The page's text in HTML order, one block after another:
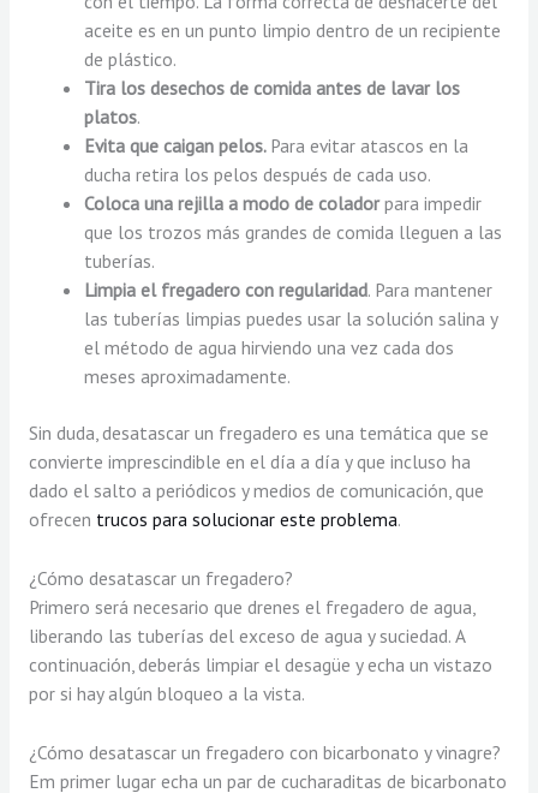
aceite es en un punto limpio dentro de un recipiente
de plástico.
Tira los desechos de comida antes de lavar los
platos.
Evita que caigan pelos. Para evitar atascos en la
ducha retira los pelos después de cada uso.
Coloca una rejilla a modo de coladorpara impedir
que los trozos más grandes de comida lleguen a las
tuberías.
Limpia el fregadero con regularidad. Para mantener
las tuberías limpias puedes usar la solución salina y
el método de agua hirviendo una vez cada dos
meses aproximadamente.
Sin duda, desatascar un fregadero es una temática que se
convierte imprescindible en el día a día y que incluso ha
dado el salto a periódicos y medios de comunicación, que
ofrecen trucos para solucionar este problema.
¿Cómo desatascar un fregadero?
Primero será necesario que drenes el fregadero de agua,
liberando las tuberías del exceso de agua y suciedad. A
continuación, deberás limpiar el desagüe y echa un vistazo
por si hay algún bloqueo a la vista.
¿Cómo desatascar un fregadero con bicarbonato y vinagre?
Em primer lugar echa un par de cucharaditas de bicarbonato